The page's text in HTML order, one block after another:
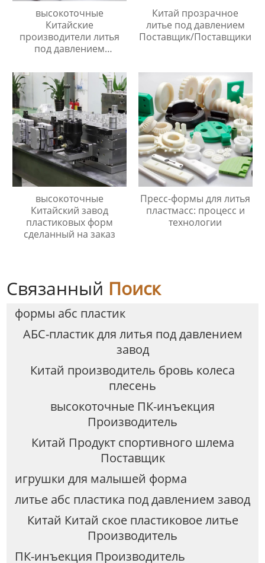
высокоточные
Китайские
производители литья
под давлением
Китай прозрачное
литье под давлением
Поставщик/Поставщики
высокоточные
Китайский завод
пластиковых форм
сделанный на заказ
Пресс-формы для литья
пластмасс: процесс и
технологии
Связанный Поиск
формы абс пластик
АБС-пластик для литья под давлением
завод
Китай производитель бровь колеса
плесень
высокоточные ПК-инъекция
Производитель
Китай Продукт спортивного шлема
Поставщик
игрушки для малышей форма
литье абс пластика под давлением завод
Китай Китай ское пластиковое литье
Производитель
ПК-инъекция Производитель